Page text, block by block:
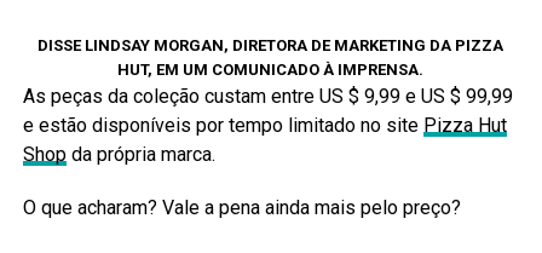
DISSE LINDSAY MORGAN, DIRETORA DE MARKETING DA PIZZA
HUT, EM UM COMUNICADO À IMPRENSA.
As peças da coleção custam entre US $ 9,99 e US $ 99,99
e estão disponíveis por tempo limitado no site Pizza Hut
Shopda própria marca.
O que acharam? Vale a pena ainda mais pelo preço?